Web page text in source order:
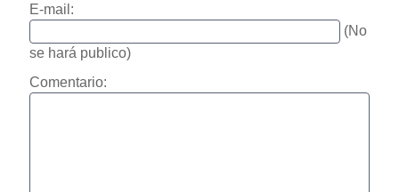
E-mail:
(No
se hará publico)
Comentario: